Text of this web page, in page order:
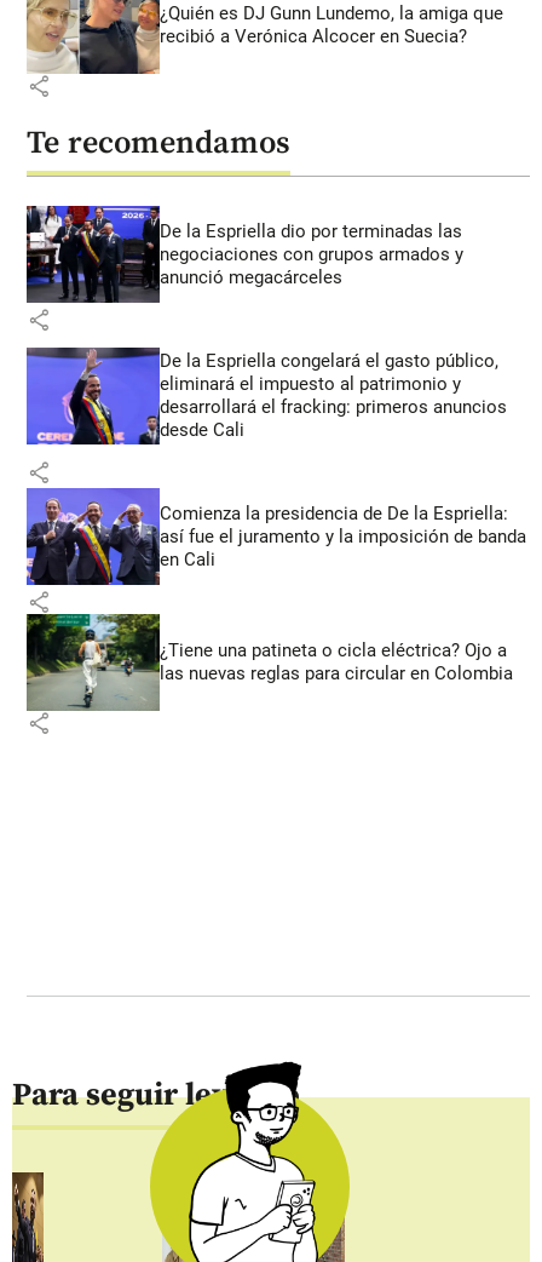
¿Quién es DJ Gunn Lundemo, la amiga que
recibió a Verónica Alcocer en Suecia?
share
Te recomendamos
De la Espriella dio por terminadas las
negociaciones con grupos armados y
anunció megacárceles
share
De la Espriella congelará el gasto público,
eliminará el impuesto al patrimonio y
desarrollará el fracking: primeros anuncios
desde Cali
share
Comienza la presidencia de De la Espriella:
así fue el juramento y la imposición de banda
en Cali
share
¿Tiene una patineta o cicla eléctrica? Ojo a
las nuevas reglas para circular en Colombia
share
Para seguir leyendo